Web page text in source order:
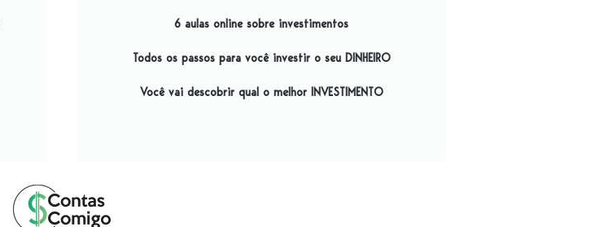
6 aulas online sobre investimentos
Todos os passos para você investir o seu DINHEIRO
Você vai descobrir qual o melhor INVESTIMENTO